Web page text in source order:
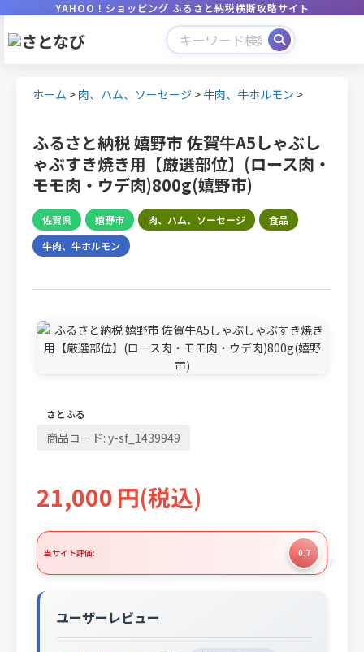
YAHOO！ショッピング ふるさと納税横断攻略サイト
ホーム > 肉、ハム、ソーセージ > 牛肉、牛ホルモン >
ふるさと納税 嬉野市 佐賀牛A5しゃぶし
ゃぶすき焼き用【厳選部位】(ロース肉・
モモ肉・ウデ肉)800g(嬉野市)
佐賀県 嬉野市 肉、ハム、ソーセージ
食品
牛肉、牛ホルモン
さとふる
商品コード: y-sf_1439949
21,000 円(税込)
当サイト評価: 0.7
ユーザーレビュー